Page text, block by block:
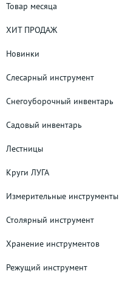
Товар месяца
ХИТ ПРОДАЖ
Новинки
Слесарный инструмент
Снегоуборочный инвентарь
Садовый инвентарь
Лестницы
Круги ЛУГА
Измерительные инструменты
Столярный инструмент
Хранение инструментов
Режущий инструмент